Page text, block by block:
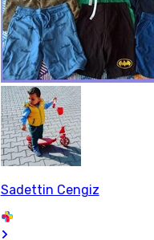
Sadettin Cengiz